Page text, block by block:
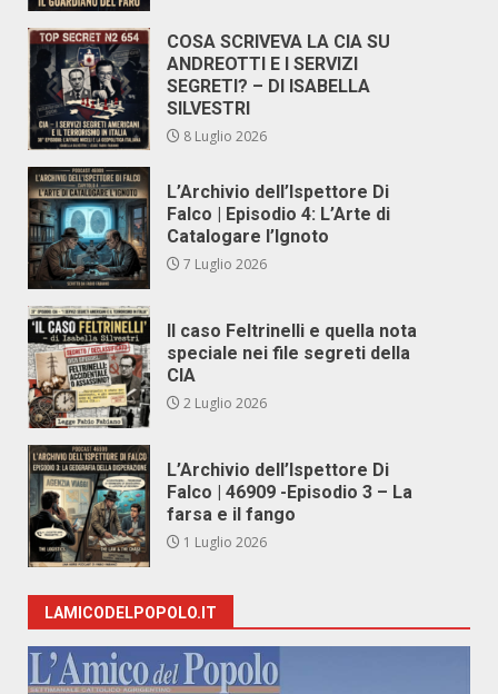
COSA SCRIVEVA LA CIA SU
ANDREOTTI E I SERVIZI
SEGRETI? – DI ISABELLA
SILVESTRI
8 Luglio 2026
L’Archivio dell’Ispettore Di
Falco | Episodio 4: L’Arte di
Catalogare l’Ignoto
7 Luglio 2026
Il caso Feltrinelli e quella nota
speciale nei file segreti della
CIA
2 Luglio 2026
L’Archivio dell’Ispettore Di
Falco | 46909 -Episodio 3 – La
farsa e il fango
1 Luglio 2026
LAMICODELPOPOLO.IT